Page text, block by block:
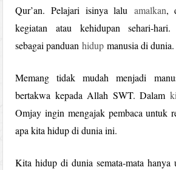
Qur’an. Pelajari isinya lalu amalkan,
kegiatan atau kehidupan sehari-
sebagai panduanhidup manusia di dunia.
Memang tidak mudah menjadi
bertakwa kepada Allah SWT. Dalam
Omjay ingin mengajak pembaca untuk
apa kita hidup di dunia ini.
Kita hidup di dunia semata-mata hanya